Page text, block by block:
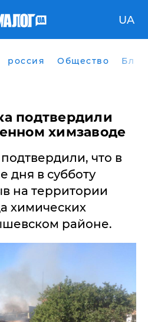
UA
россия Общество
подтвердили
химзаводе
что в
дня в субботу
на территории
химических
районе.